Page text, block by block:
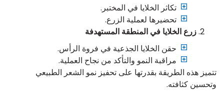
تكاثر الخلايا في المختبر.
تحضيرها لعملية الزرع.
زرع الخلايا في المنطقة المستهدفة
حقن الخلايا الجذعية في فروة الرأس.
مراقبة النمو والتأكد من نجاح العملية.
تتميز هذه الطريقة بقدرتها على تحفيز نمو الشعر الطبيعي
وتحسين كثافته.